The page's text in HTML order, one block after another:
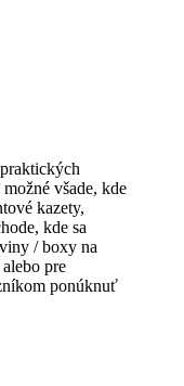
všade, kde
kazety,
kde sa
/ boxy na
pre
ponúknuť